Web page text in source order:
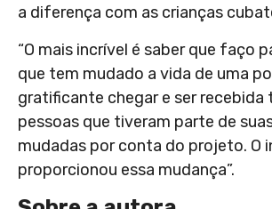
a diferença com as crianças
“O mais incrível é saber que faço
que tem mudado a vida de uma
gratificante chegar e ser recebida
pessoas que tiveram parte de
mudadas por conta do projeto. O
proporcionou essa mudança”.